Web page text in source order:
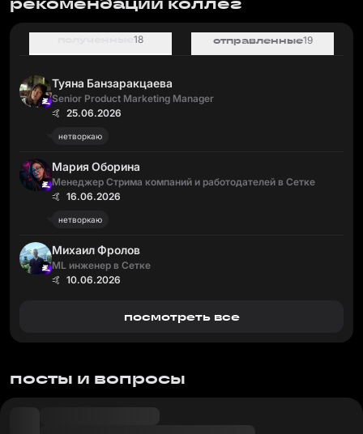
18 отправленные19
Туяна Банзаракцаева
Senior Product Marketing Manager
🤙 25.06.2026
нетворкаю
Мария Оборина
Менеджер Стрима компаний и работодателей в Сетке
🤙 16.06.2026
нетворкаю
Михаил Фролов
ML инженер в Сетке
🤙 10.06.2026
посмотреть все
посты и вопросы